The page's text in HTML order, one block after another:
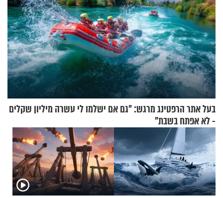
בעל אתר הרפטינג מרגש: "גם אם ישלמו לי עשרה מיליון שקלים
- לא אפתח בשבת"